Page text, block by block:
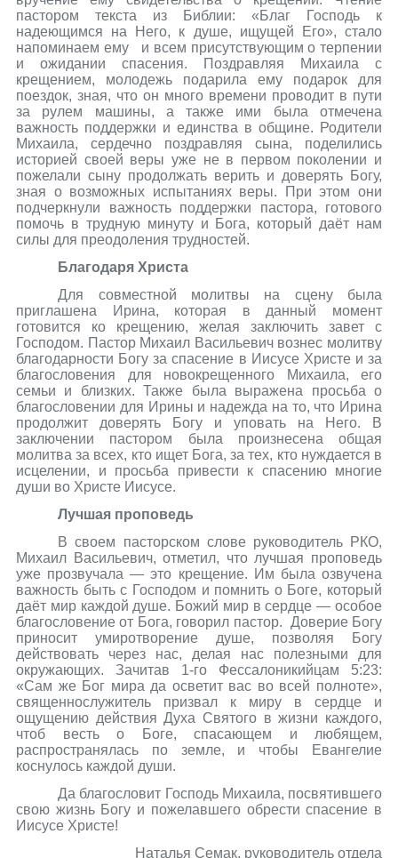
пастором текста из Библии: «Благ Господь к
надеющимся на Него, к душе, ищущей Его», стало
напоминаем ему
и всем присутствующим о терпении
и ожидании спасения. Поздравляя Михаила с
крещением, молодежь подарила ему подарок для
поездок, зная, что он много времени проводит в пути
за рулем машины, а также ими была отмечена
важность поддержки и единства в общине. Родители
Михаила, сердечно поздравляя сына, поделились
историей своей веры уже не в первом поколении и
пожелали сыну продолжать верить и доверять Богу,
зная о возможных испытаниях веры. При этом они
подчеркнули важность поддержки пастора, готового
помочь в трудную минуту и Бога, который даёт нам
силы для преодоления трудностей.
Благодаря Христа
Для совместной молитвы на сцену была
приглашена Ирина, которая в данный момент
готовится ко крещению, желая заключить завет с
Господом. Пастор Михаил Васильевич вознес молитву
благодарности Богу за спасение в Иисусе Христе и за
благословения для новокрещенного Михаила, его
семьи и близких. Также была выражена просьба о
благословении для Ирины и надежда на то, что Ирина
продолжит доверять Богу и уповать на Него. В
заключении пастором была произнесена общая
молитва за всех, кто ищет Бога, за тех, кто нуждается в
исцелении, и просьба привести к спасению многие
души во Христе Иисусе.
Лучшая проповедь
В своем пасторском слове руководитель РКО,
Михаил Васильевич, отметил, что лучшая проповедь
уже прозвучала — это крещение. Им была озвучена
важность быть с Господом и помнить о Боге, который
даёт мир каждой душе. Божий мир в сердце — особое
благословение от Бога, говорил пастор. Доверие Богу
приносит умиротворение душе, позволяя Богу
действовать через нас, делая нас полезными для
окружающих. Зачитав 1-го Фессалоникийцам 5:23:
«Сам же Бог мира да осветит вас во всей полноте»,
священнослужитель призвал к миру в сердце и
ощущению действия Духа Святого в жизни каждого,
чтоб весть о Боге, спасающем и любящем,
распространялась по земле, и чтобы Евангелие
коснулось каждой души.
Да благословит Господь Михаила, посвятившего
свою жизнь Богу и пожелавшего обрести спасение в
Иисусе Христе!
Наталья Семак, руководитель отдела